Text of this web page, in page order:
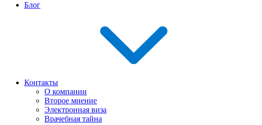
Блог
Контакты
О компании
Второе мнение
Электронная виза
Врачебная тайна